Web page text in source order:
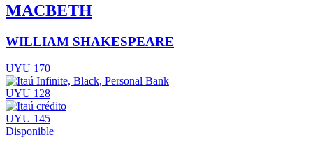
MACBETH
WILLIAM SHAKESPEARE
UYU 170
UYU 128
UYU 145
Disponible